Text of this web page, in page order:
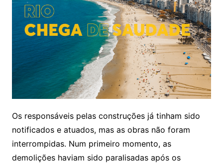
Os responsáveis pelas construções já tinham sido
notificados e atuados, mas as obras não foram
interrompidas. Num primeiro momento, as
demolições haviam sido paralisadas após os